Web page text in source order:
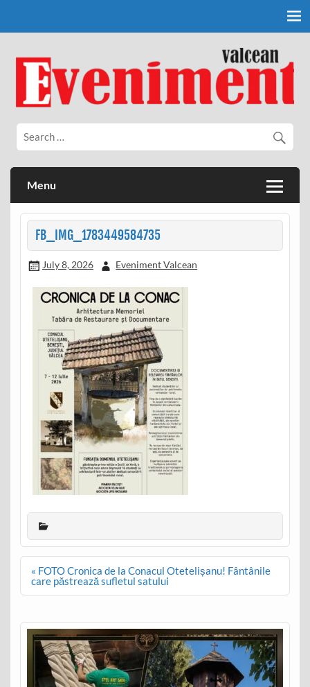
Eveniment Valcean
Menu
FB_IMG_1783449584735
July 8, 2026 Eveniment Valcean
Post
navigation
« FOTO Cronica de la Conacul Otetelișanu! Fântânile
care păstrează sufletul satului